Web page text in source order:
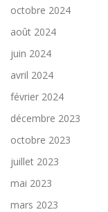
octobre 2024
août 2024
juin 2024
avril 2024
février 2024
décembre 2023
octobre 2023
juillet 2023
mai 2023
mars 2023